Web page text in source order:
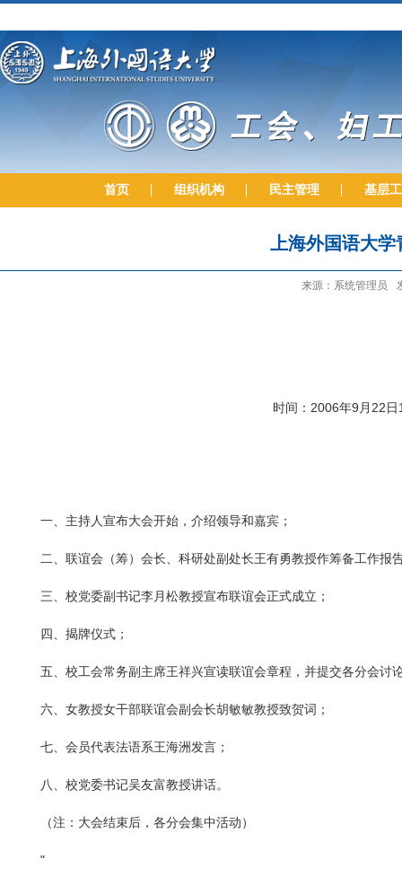
首页 组织机构 民主管理 基层
上海外国语大学
来源：系统管理员
时间： 2006年9 月 22日
一、主持人宣布大会开始，介绍领导和嘉宾；
二、联谊会（筹）会长、科研处副处长王有勇教授作筹备工作报
三、校党委副书记李月松教授宣布联谊会正式成立；
四、揭牌仪式；
五、校工会常务副主席王祥兴宣读联谊会章程，并提交各分会讨
六、女教授女干部联谊会副会长胡敏敏教授致贺词；
七、会员代表法语系王海洲发言；
八、校党委书记吴友富教授讲话。
（注：大会结束后，各分会集中活动）
"